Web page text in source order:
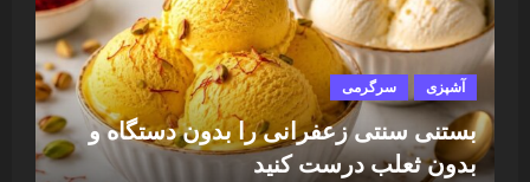
آشپزی سرگرمی
بستنی سنتی زعفرانی را بدون دستگاه و
بدون ثعلب درست کنید